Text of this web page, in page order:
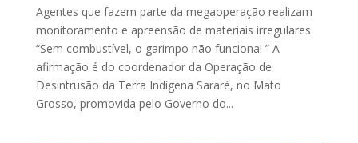
Agentes que fazem parte da megaoperação realizam
monitoramento e apreensão de materiais irregulares
“Sem combustível, o garimpo não funciona! ” A
afirmação é do coordenador da Operação de
Desintrusão da Terra Indígena Sararé, no Mato
Grosso, promovida pelo Governo do...